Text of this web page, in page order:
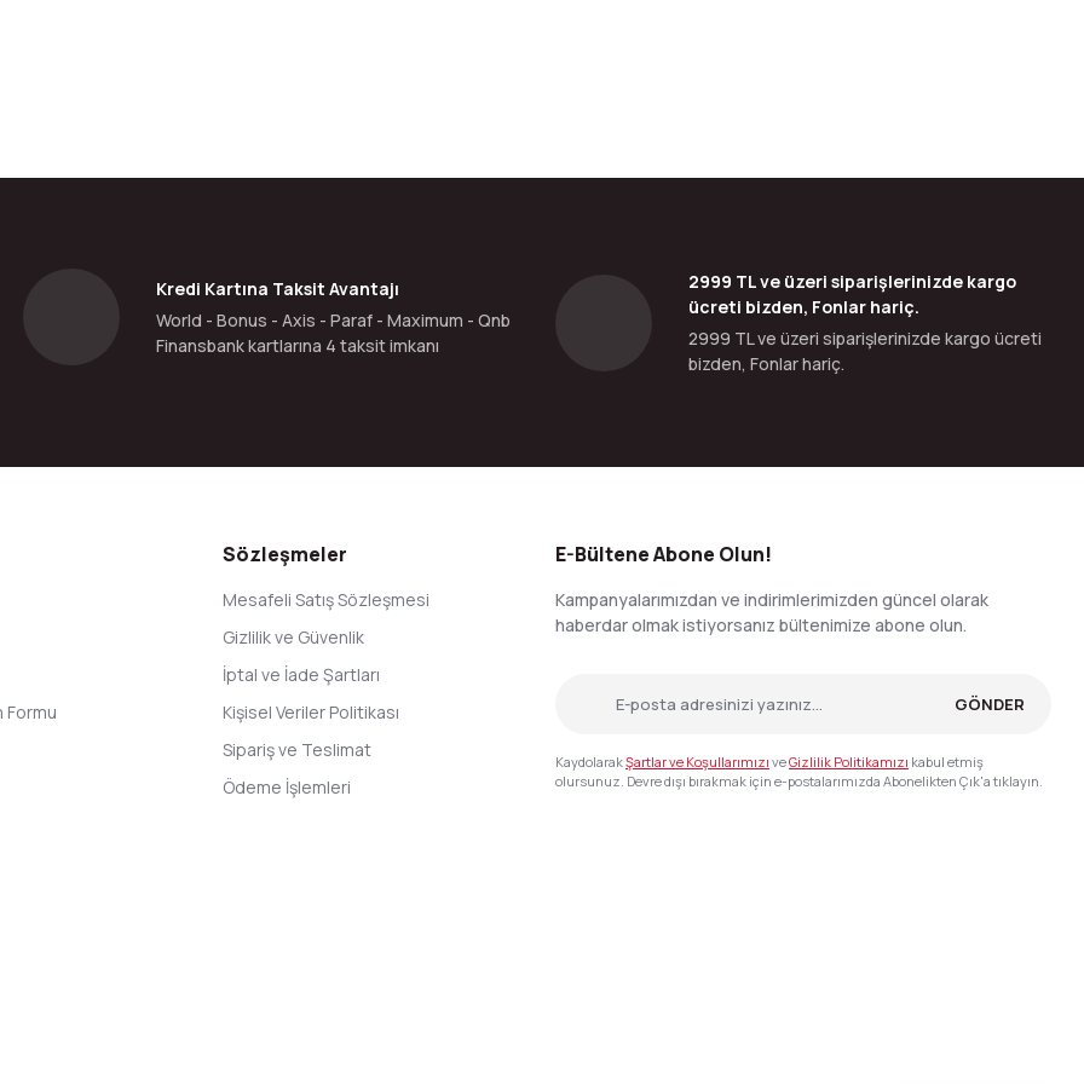
Yorum Yaz
gördüğünüz noktaları öneri formunu kullanarak tarafımıza iletebilirsiniz.
Kredi Kartına Taksit Avantajı
World - Bonus - Axis - Paraf - Maximum - Qnb
Finansbank kartlarına 4 taksit imkanı
2999 TL ve üzeri siparişlerinizde kargo
ücreti bizden, Fonlar hariç.
2999 TL ve üzeri siparişlerinizde kargo ücreti
bizden, Fonlar hariç.
Formu
Sözleşmeler
Mesafeli Satış Sözleşmesi
Gizlilik ve Güvenlik
İptal ve İade Şartları
Kişisel Veriler Politikası
Sipariş ve Teslimat
Ödeme İşlemleri
E-Bültene Abone Olun!
Kampanyalarımızdan ve indirimlerimizden güncel olarak
haberdar olmak istiyorsanız bültenimize abone olun.
GÖNDER
KaydolarakŞartlar ve Koşullarımızı veGizlilik Politikamızı kabul etmiş
olursunuz. Devre dışı bırakmak için e-postalarımızda Abonelikten Çık'a tıklayın.